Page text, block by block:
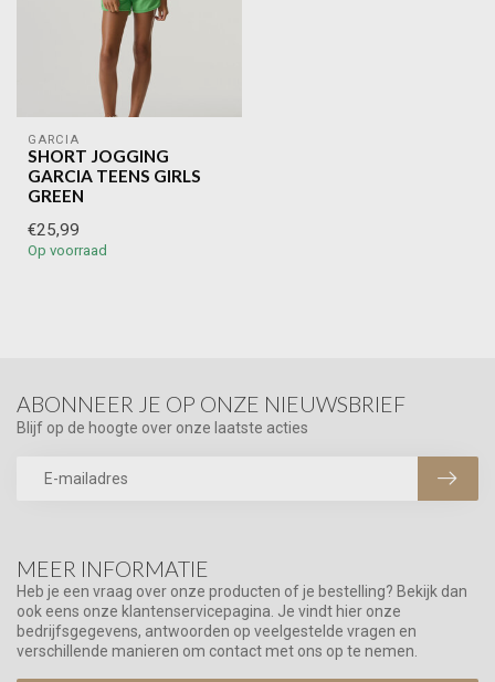
GARCIA
SHORT JOGGING
GARCIA TEENS GIRLS
GREEN
€25,99
Op voorraad
MEER INFORMATIE
Heb je een vraag over onze producten of je bestelling? Bekijk dan
ook eens onze klantenservicepagina. Je vindt hier onze
bedrijfsgegevens, antwoorden op veelgestelde vragen en
verschillende manieren om contact met ons op te nemen.
ABONNEER JE OP ONZE NIEUWSBRIEF
Blijf op de hoogte over onze laatste acties